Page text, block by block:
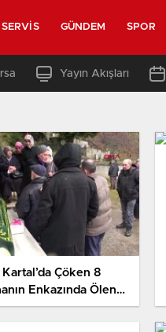
SERVIS GÜNDEM SPOR
Yayın Akışları
Çöken 8
Enkazında Ölen
Toprağa Verildi